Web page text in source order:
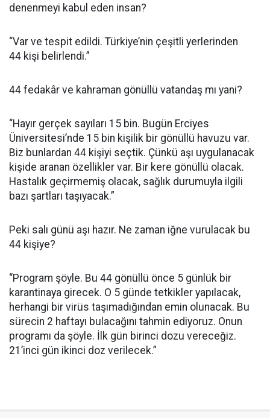
denenmeyi kabul eden insan?
“Var ve tespit edildi. Türkiye’nin çeşitli yerlerinden
44 kişi belirlendi.”
44 fedakâr ve kahraman gönüllü vatandaş mı yani?
“Hayır gerçek sayıları 15 bin. Bugün Erciyes
Üniversitesi’nde 15 bin kişilik bir gönüllü havuzu var.
Biz bunlardan 44 kişiyi seçtik. Çünkü aşı uygulanacak
kişide aranan özellikler var. Bir kere gönüllü olacak.
Hastalık geçirmemiş olacak, sağlık durumuyla ilgili
bazı şartları taşıyacak.”
Peki salı günü aşı hazır. Ne zaman iğne vurulacak bu
44 kişiye?
“Program şöyle. Bu 44 gönüllü önce 5 günlük bir
karantinaya girecek. O 5 günde tetkikler yapılacak,
herhangi bir virüs taşımadığından emin olunacak. Bu
sürecin 2 haftayı bulacağını tahmin ediyoruz. Onun
programı da şöyle. İlk gün birinci dozu vereceğiz.
21’inci gün ikinci doz verilecek.”